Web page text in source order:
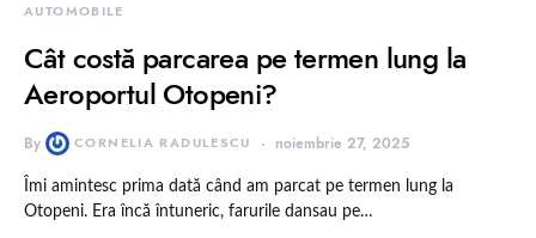
AUTOMOBILE
Cât costă parcarea pe termen lung la
Aeroportul Otopeni?
By CORNELIA RADULESCU noiembrie 27, 2025
Îmi amintesc prima dată când am parcat pe termen lung la
Otopeni. Era încă întuneric, farurile dansau pe…